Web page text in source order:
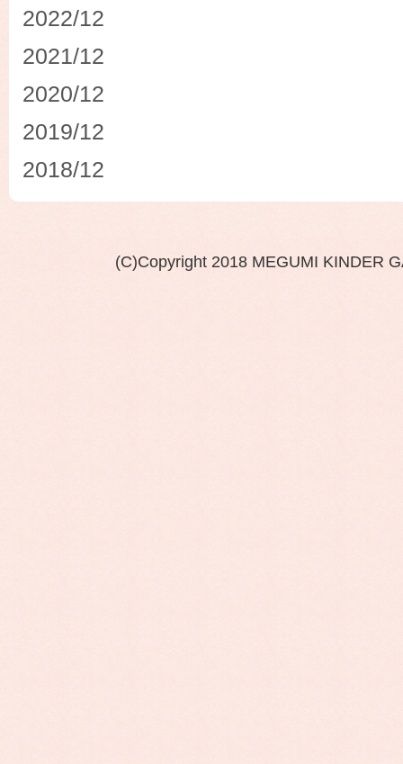
2022/12
2021/12
2020/12
2019/12
2018/12
(C)Copyright 2018 MEGUMI KINDER